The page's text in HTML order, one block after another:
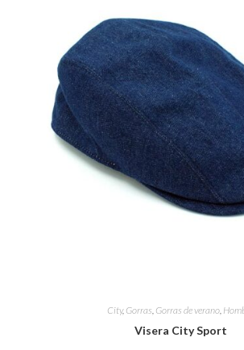
City, Gorras Gorras de verano
Visera City Sport